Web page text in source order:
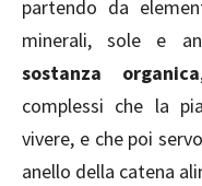
partendo da
minerali, sole e
sostanza organica
complessi che la
vivere, e che poi
anello della catena